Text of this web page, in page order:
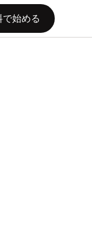
で始める